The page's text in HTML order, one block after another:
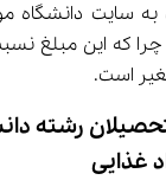
به سایت
چرا که این مبلغ
است.
رشته
ﻏﺬایی